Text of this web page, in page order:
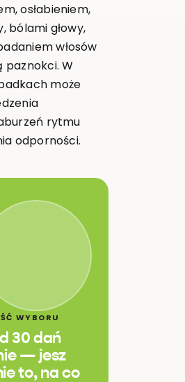
osłabieniem,
bólami głowy,
włosów
paznokci. W
może
rytmu
odporności.
WYBORU
30 dań
— jesz
to, na co